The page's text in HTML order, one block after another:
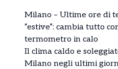
Milano – Ultime ore di
“estive”: cambia tutto
termometro in calo
Il clima caldo e
Milano negli ultimi